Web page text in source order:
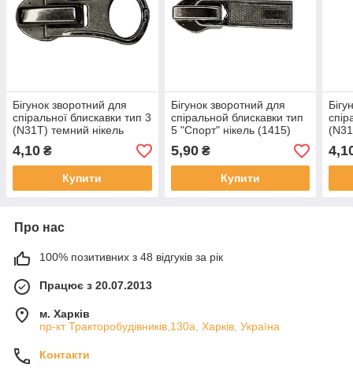
Бігунок зворотний для
спіральної блискавки тип 3
(N31T) темний нікель
4,10 ₴
Купити
Бігунок зворотний для
спіральной блискавки тип
5 "Спорт" нікель (1415)
5,90₴
Купити
Про нас
100% позитивних з 48 відгуків за рік
Працює з 20.07.2013
м. Харків
пр-кт Тракторобудівників,130а, Харків, Україна
Контакти